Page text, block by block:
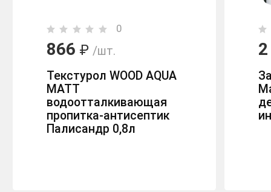
0
866 ₽ /шт.
Текстурол WOOD AQUA
MATT
водоотталкивающая
пропитка-антисептик
Палисандр 0,8л